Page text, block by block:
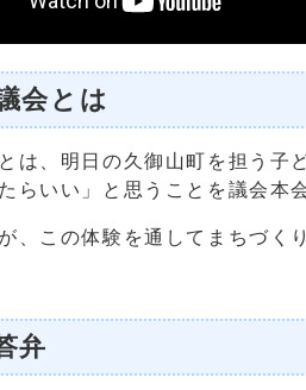
会とは
は、明日の久御山町を担う子
らいい」と思うことを議会本
、この体験を通してまちづく
弁